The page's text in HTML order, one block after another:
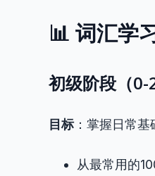
📊 词汇学
初级阶段（0-
目标：掌握日常基
从最常用的